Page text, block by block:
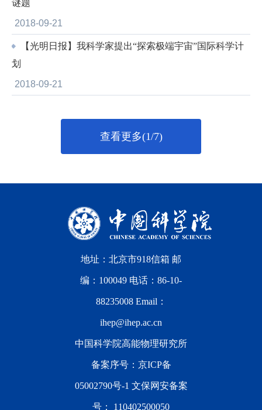
谜题
2018-09-21
【光明日报】我科学家提出“探索极端宇宙”国际科学计
划
2018-09-21
查看更多(1/7)
地址：北京市918信箱 邮
编：100049 电话：86-10-
88235008 Email：
ihep@ihep.ac.cn
中国科学院高能物理研究所
备案序号： 京ICP备
05002790号-1 文保网安备案
号： 110402500050